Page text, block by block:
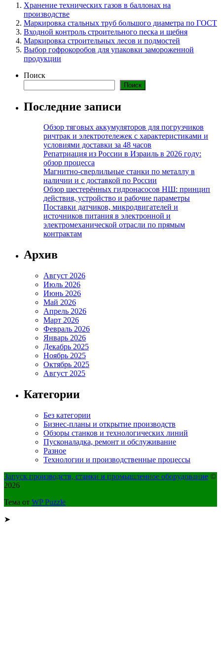
Хранение технических газов в баллонах на
производстве
Маркировка стальных труб большого диаметра по ГОСТ
Входной контроль строительного песка и щебня
Маркировка строительных лесов и подмостей
Выбор гофрокоробов для упаковки замороженной
продукции
Поиск
Поиск
Последние записи
Обзор тяговых аккумуляторов для погрузчиков
ричтрак и электротележек с характеристиками и
условиями доставки за 48 часов
Репатриация из России в Израиль в 2026 году:
обзор процесса
Магнитно-сверлильные станки по металлу в
наличии и с доставкой по России
Обзор шестерённых гидронасосов НШ: принцип
действия, устройство и рабочие параметры
Поставки датчиков, микродвигателей и
источников питания в электронной и
электромеханической отрасли по прямым
контрактам
Архив
Август 2026
Июль 2026
Июнь 2026
Май 2026
Апрель 2026
Март 2026
Февраль 2026
Январь 2026
Декабрь 2025
Ноябрь 2025
Октябрь 2025
Август 2025
Категории
Без категории
Бизнес-планы и открытие производств
Обзоры станков и технологических линий
Пусконаладка, ремонт и обслуживание
Разное
Технологии и производственные процессы
Запуск производств, станки и промышленное оборудование ©
2026
Тема от WP Puzzle
➤